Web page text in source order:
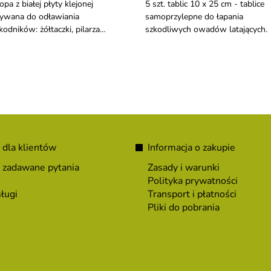
z białej płyty klejonej
do odławiania
żółtaczki, pilarza
5 szt. tablic 10 x 25 cm - tablice
samoprzylepne do łapania
szkodliwych owadów latających.
dla klientów
pytania
Informacja o zakupie
Zasady i warunki
Polityka prywatności
Transport i płatności
Pliki do pobrania